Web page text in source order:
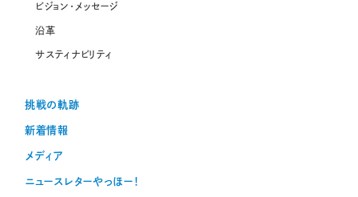
ビジョン・メッセージ
沿革
サスティナビリティ
挑戦の軌跡
新着情報
メディア
ニュースレターやっほー！